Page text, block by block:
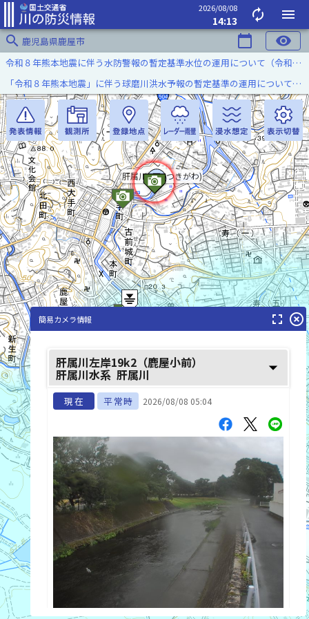
2026/08/08
14:13 autorenew
menu
search 鹿児島県鹿屋市 calendar_today visibility
肝属川(きもつきがわ)
下谷川(しもたにがわ)
令和８年熊本地震に伴う水防警報の暫定基準水位の運用について（令和８年８月７日）
「令和８年熊本地震」に伴う球磨川洪水予報の暫定基準の運用について（令和８年８月５日）
簡易カメラ情報 fullscreen highlight_off
肝属川左岸19k2（鹿屋小前）
肝属川水系 肝属川 arrow_drop_down
現在 平常時 2026/08/08 05:04